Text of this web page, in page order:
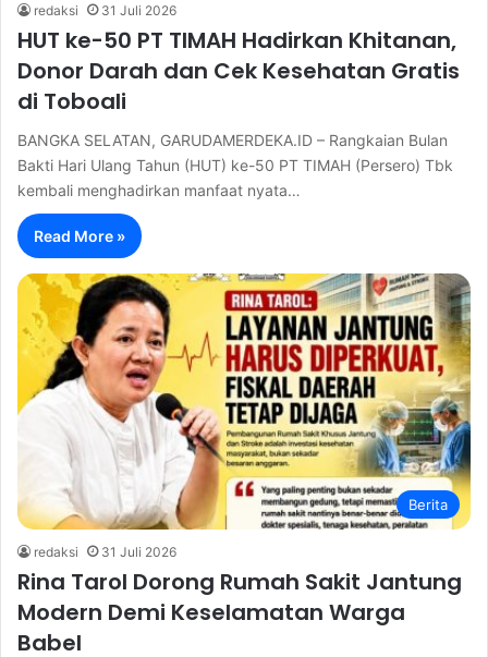
redaksi 31 Juli 2026
HUT ke-50 PT TIMAH Hadirkan Khitanan,
Donor Darah dan Cek Kesehatan Gratis
di Toboali
BANGKA SELATAN, GARUDAMERDEKA.ID – Rangkaian Bulan
Bakti Hari Ulang Tahun (HUT) ke-50 PT TIMAH (Persero) Tbk
kembali menghadirkan manfaat nyata…
Read More »
Berita
redaksi 31 Juli 2026
Rina Tarol Dorong Rumah Sakit Jantung
Modern Demi Keselamatan Warga
Babel